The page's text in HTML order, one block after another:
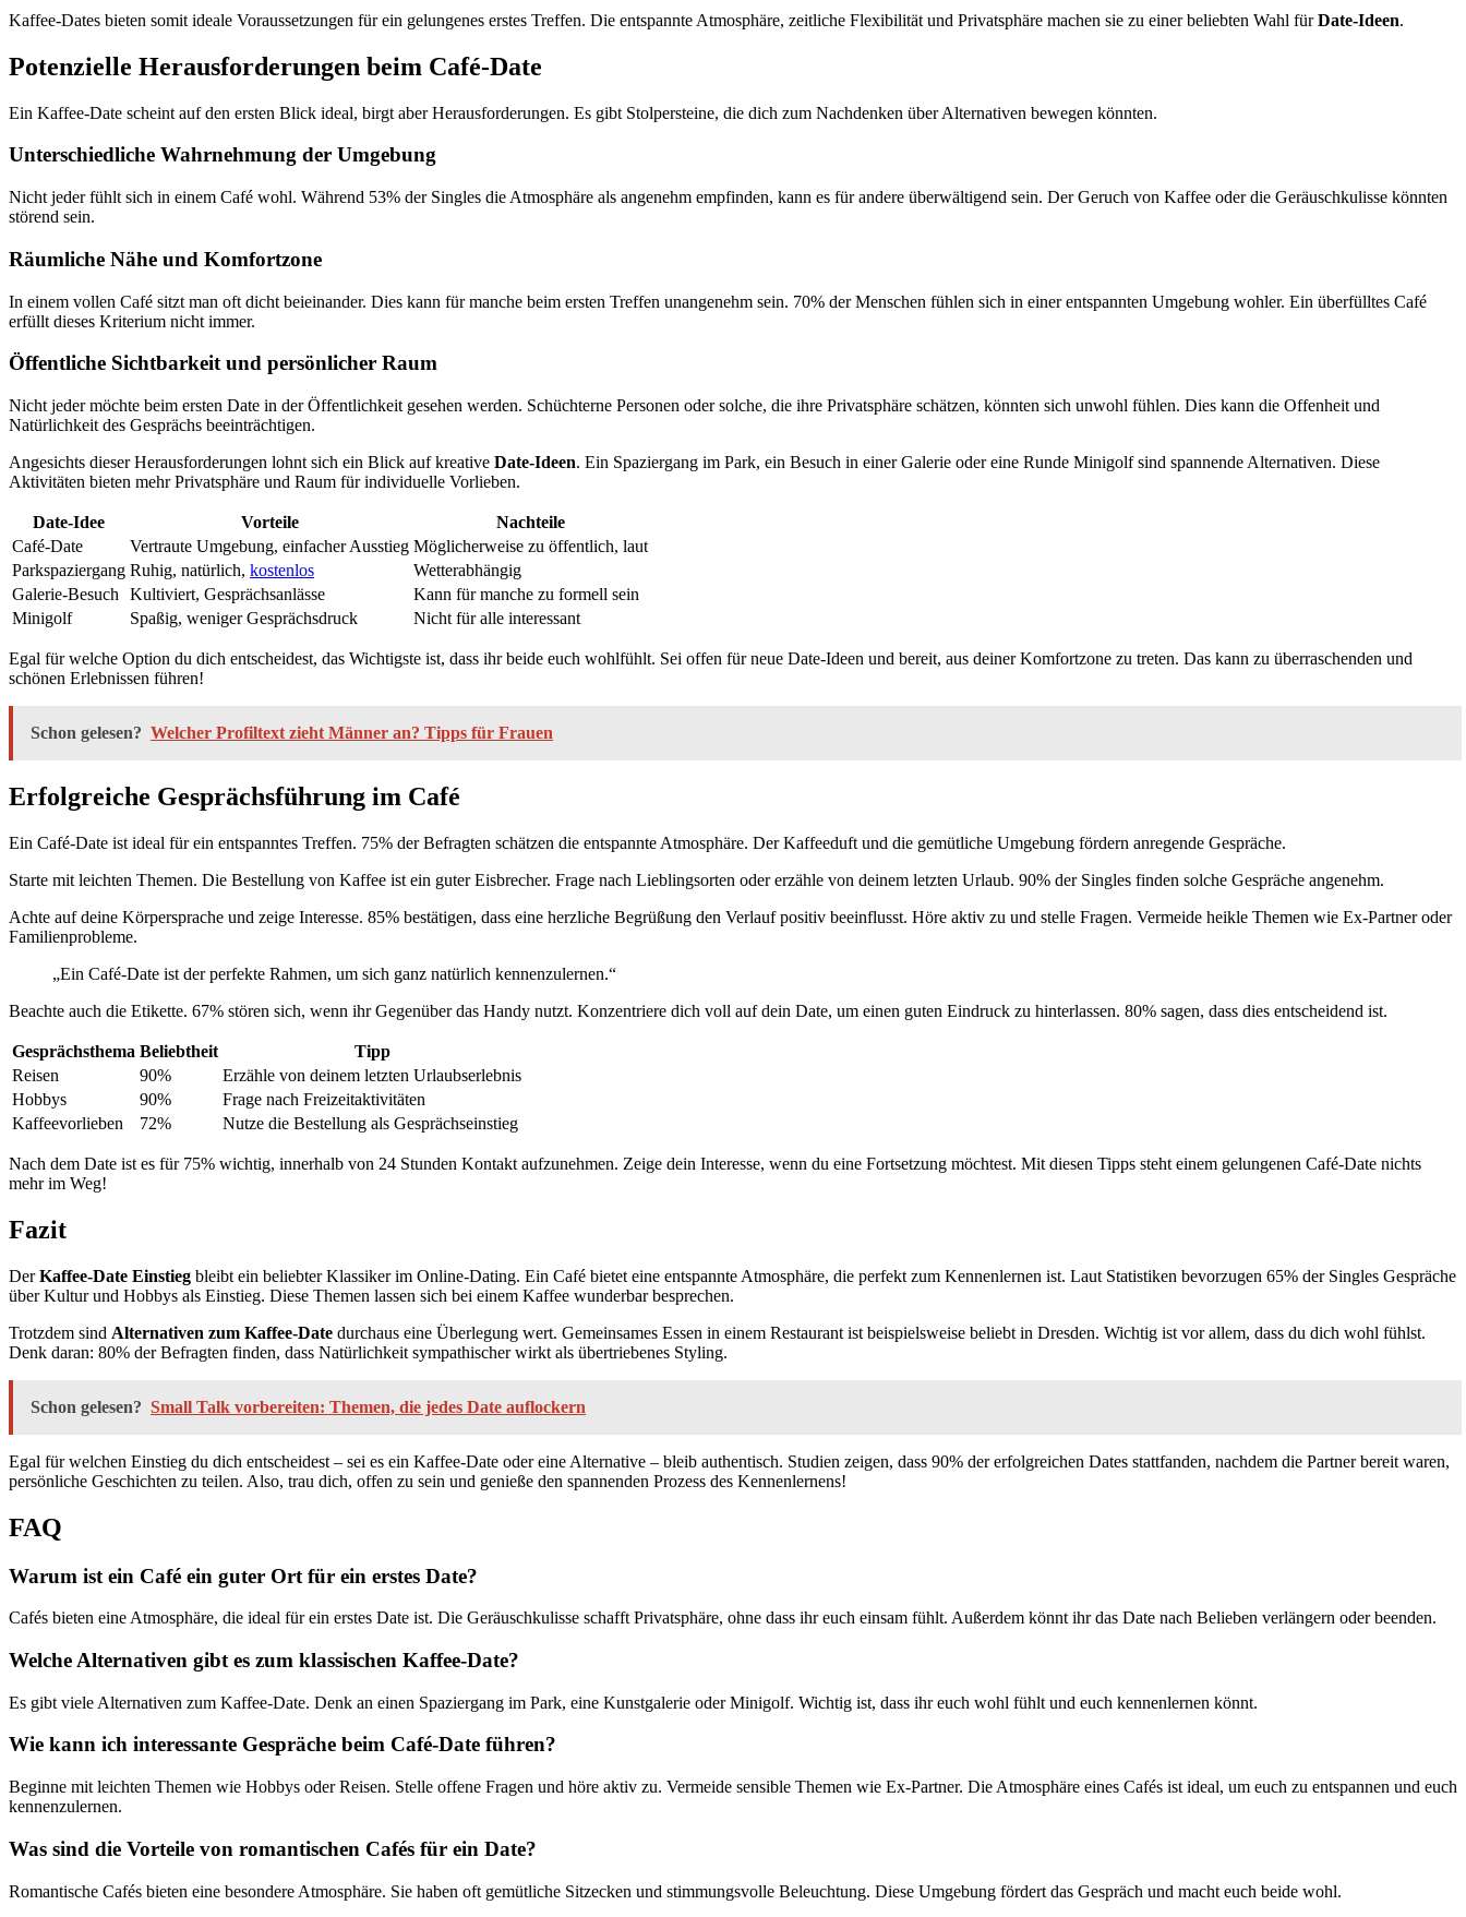
Kaffee-Dates bieten somit ideale Voraussetzungen für ein gelungenes erstes Treffen. Die entspannte Atmosphäre, zeitliche Flexibilität und Privatsphäre machen sie zu einer beliebten Wahl fürDate-Ideen.
Potenzielle Herausforderungen beim Café-Date
Ein Kaffee-Date scheint auf den ersten Blick ideal, birgt aber Herausforderungen. Es gibt Stolpersteine, die dich zum Nachdenken über Alternativen bewegen könnten.
Unterschiedliche Wahrnehmung der Umgebung
Nicht jeder fühlt sich in einem Café wohl. Während 53% der Singles die Atmosphäre als angenehm empfinden, kann es für andere überwältigend sein. Der Geruch von Kaffee oder die Geräuschkulisse könnten
störend sein.
Räumliche Nähe und Komfortzone
In einem vollen Café sitzt man oft dicht beieinander. Dies kann für manche beim ersten Treffen unangenehm sein. 70% der Menschen fühlen sich in einer entspannten Umgebung wohler. Ein überfülltes Café
erfüllt dieses Kriterium nicht immer.
Öffentliche Sichtbarkeit und persönlicher Raum
Nicht jeder möchte beim ersten Date in der Öffentlichkeit gesehen werden. Schüchterne Personen oder solche, die ihre Privatsphäre schätzen, könnten sich unwohl fühlen. Dies kann die Offenheit und
Natürlichkeit des Gesprächs beeinträchtigen.
Angesichts dieser Herausforderungen lohnt sich ein Blick auf kreative Date-Ideen. Ein Spaziergang im Park, ein Besuch in einer Galerie oder eine Runde Minigolf sind spannende Alternativen. Diese
Aktivitäten bieten mehr Privatsphäre und Raum für individuelle Vorlieben.
Date-Idee Vorteile
Nachteile
Café-Date
Vertraute Umgebung, einfacher Ausstieg Möglicherweise zu öffentlich, laut
Parkspaziergang Ruhig, natürlich, kostenlos
Wetterabhängig
Galerie-Besuch
Kultiviert, Gesprächsanlässe
Kann für manche zu formell sein
Minigolf
Spaßig, weniger Gesprächsdruck Nicht für alle interessant
Egal für welche Option du dich entscheidest, das Wichtigste ist, dass ihr beide euch wohlfühlt. Sei offen für neue Date-Ideen und bereit, aus deiner Komfortzone zu treten. Das kann zu überraschenden und
schönen Erlebnissen führen!
Schon gelesen? Welcher Profiltext zieht Männer an? Tipps für Frauen
Erfolgreiche Gesprächsführung im Café
Ein Café-Date ist ideal für ein entspanntes Treffen. 75% der Befragten schätzen die entspannte Atmosphäre. Der Kaffeeduft und die gemütliche Umgebung fördern anregende Gespräche.
Starte mit leichten Themen. Die Bestellung von Kaffee ist ein guter Eisbrecher. Frage nach Lieblingsorten oder erzähle von deinem letzten Urlaub. 90% der Singles finden solche Gespräche angenehm.
Achte auf deine Körpersprache und zeige Interesse. 85% bestätigen, dass eine herzliche Begrüßung den Verlauf positiv beeinflusst. Höre aktiv zu und stelle Fragen. Vermeide heikle Themen wie Ex-Partner oder
Familienprobleme.
„Ein Café-Date ist der perfekte Rahmen, um sich ganz natürlich kennenzulernen.“
Beachte auch die Etikette. 67% stören sich, wenn ihr Gegenüber das Handy nutzt. Konzentriere dich voll auf dein Date, um einen guten Eindruck zu hinterlassen. 80% sagen, dass dies entscheidend ist.
Gesprächsthema Beliebtheit
Tipp
Reisen
90%
Erzähle von deinem letzten Urlaubserlebnis
Hobbys
90%
Frage nach Freizeitaktivitäten
Kaffeevorlieben
72% Nutze die Bestellung als Gesprächseinstieg
Nach dem Date ist es für 75% wichtig, innerhalb von 24 Stunden Kontakt aufzunehmen. Zeige dein Interesse, wenn du eine Fortsetzung möchtest. Mit diesen Tipps steht einem gelungenen Café-Date nichts
mehr im Weg!
Fazit
DerKaffee-Date Einstieg bleibt ein beliebter Klassiker im Online-Dating. Ein Café bietet eine entspannte Atmosphäre, die perfekt zum Kennenlernen ist. Laut Statistiken bevorzugen 65% der Singles Gespräche
über Kultur und Hobbys als Einstieg. Diese Themen lassen sich bei einem Kaffee wunderbar besprechen.
Trotzdem sind Alternativen zum Kaffee-Date durchaus eine Überlegung wert. Gemeinsames Essen in einem Restaurant ist beispielsweise beliebt in Dresden. Wichtig ist vor allem, dass du dich wohl fühlst.
Denk daran: 80% der Befragten finden, dass Natürlichkeit sympathischer wirkt als übertriebenes Styling.
Schon gelesen? Small Talk vorbereiten: Themen, die jedes Date auflockern
Egal für welchen Einstieg du dich entscheidest – sei es ein Kaffee-Date oder eine Alternative – bleib authentisch. Studien zeigen, dass 90% der erfolgreichen Dates stattfanden, nachdem die Partner bereit waren,
persönliche Geschichten zu teilen. Also, trau dich, offen zu sein und genieße den spannenden Prozess des Kennenlernens!
FAQ
Warum ist ein Café ein guter Ort für ein erstes Date?
Cafés bieten eine Atmosphäre, die ideal für ein erstes Date ist. Die Geräuschkulisse schafft Privatsphäre, ohne dass ihr euch einsam fühlt. Außerdem könnt ihr das Date nach Belieben verlängern oder beenden.
Welche Alternativen gibt es zum klassischen Kaffee-Date?
Es gibt viele Alternativen zum Kaffee-Date. Denk an einen Spaziergang im Park, eine Kunstgalerie oder Minigolf. Wichtig ist, dass ihr euch wohl fühlt und euch kennenlernen könnt.
Wie kann ich interessante Gespräche beim Café-Date führen?
Beginne mit leichten Themen wie Hobbys oder Reisen. Stelle offene Fragen und höre aktiv zu. Vermeide sensible Themen wie Ex-Partner. Die Atmosphäre eines Cafés ist ideal, um euch zu entspannen und euch
kennenzulernen.
Was sind die Vorteile von romantischen Cafés für ein Date?
Romantische Cafés bieten eine besondere Atmosphäre. Sie haben oft gemütliche Sitzecken und stimmungsvolle Beleuchtung. Diese Umgebung fördert das Gespräch und macht euch beide wohl.